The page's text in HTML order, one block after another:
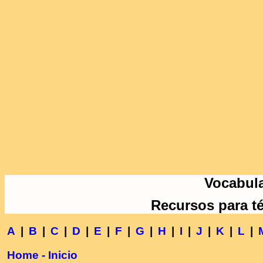
Recursos para
A B C D E F G H I J K L
Home - Inicio